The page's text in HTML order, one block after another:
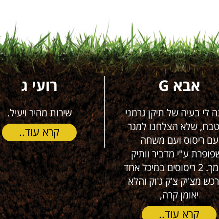
רועי ג
שירות מהיר ויעיל.
קרא עוד..
נתן דוב
שרות מעולה אמין
בטוח שאזמין כל
קרא עוד..